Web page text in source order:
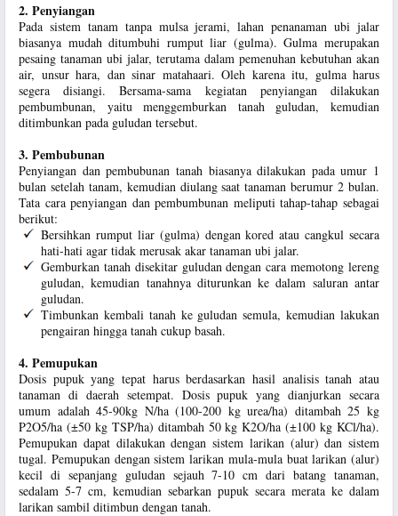
2. Penyiangan
Pada sistem tanam tanpa mulsa jerami, lahan penanaman ubi jalar
biasanya mudah ditumbuhi rumput liar (gulma). Gulma merupakan
pesaing tanaman ubi jalar, terutama dalam pemenuhan kebutuhan akan
air, unsur hara, dan sinar matahaari. Oleh karena itu, gulma harus
segera disiangi. Bersama-sama kegiatan penyiangan dilakukan
pembumbunan, yaitu menggemburkan tanah guludan, kemudian
ditimbunkan pada guludan tersebut.
3. Pembubunan
Penyiangan dan pembubunan tanah biasanya dilakukan pada umur 1
bulan setelah tanam, kemudian diulang saat tanaman berumur 2 bulan.
Tata cara penyiangan dan pembumbunan meliputi tahap-tahap sebagai
berikut:
Bersihkan rumput liar (gulma) dengan kored atau cangkul secara
hati-hati agar tidak merusak akar tanaman ubi jalar.
Gemburkan tanah disekitar guludan dengan cara memotong lereng
guludan, kemudian tanahnya diturunkan ke dalam saluran antar
guludan.
Timbunkan kembali tanah ke guludan semula, kemudian lakukan
pengairan hingga tanah cukup basah.
4. Pemupukan
Dosis pupuk yang tepat harus berdasarkan hasil analisis tanah atau
tanaman di daerah setempat. Dosis pupuk yang dianjurkan secara
umum adalah 45-90kg N/ha (100-200 kg urea/ha) ditambah 25 kg
P2O5/ha (±50 kg TSP/ha) ditambah 50 kg K2O/ha (±100 kg KCl/ha).
Pemupukan dapat dilakukan dengan sistem larikan (alur) dan sistem
tugal. Pemupukan dengan sistem larikan mula-mula buat larikan (alur)
kecil di sepanjang guludan sejauh 7-10 cm dari batang tanaman,
sedalam 5-7 cm, kemudian sebarkan pupuk secara merata ke dalam
larikan sambil ditimbun dengan tanah.